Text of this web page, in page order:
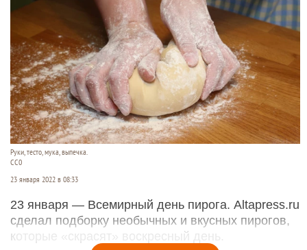
Руки, тесто, мука, выпечка.
СС0
23 января 2022 в 08:33
23 января — Всемирный день пирога. Altapress.ru
сделал подборку необычных и вкусных пирогов,
которые «скрасят» воскресный день.